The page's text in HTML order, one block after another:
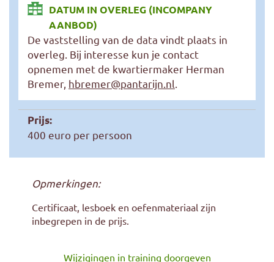
DATUM IN OVERLEG (INCOMPANY
AANBOD)
De vaststelling van de data vindt plaats in
overleg. Bij interesse kun je contact
opnemen met de kwartiermaker Herman
Bremer, hbremer@pantarijn.nl.
Prijs:
400 euro per persoon
Opmerkingen:
Certificaat, lesboek en oefenmateriaal zijn
inbegrepen in de prijs.
Wijzigingen in training doorgeven